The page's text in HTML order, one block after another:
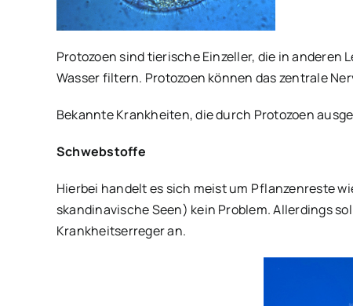
Protozoen sind tierische Einzeller, die in anderen
Wasser filtern. Protozoen können das zentrale
Bekannte Krankheiten, die durch Protozoen
Schwebstoffe
Hierbei handelt es sich meist um Pflanzenreste
skandinavische Seen) kein Problem. Allerdings
Krankheitserreger an.